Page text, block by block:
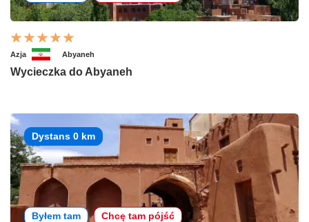
Azja Abyaneh
Wycieczka do Abyaneh
Dystans 0 km
Byłem tam Chcę tam pójść